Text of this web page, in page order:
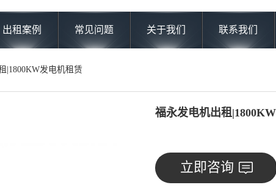
出租案例 常见问题 关于我们 联系我们
|1800KW发电机租赁
福永发电机出租
立即咨询